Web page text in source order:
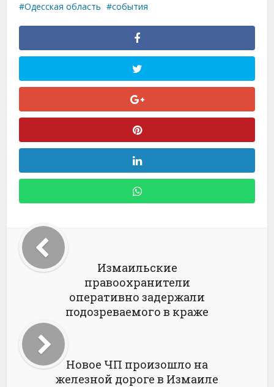
Одесская область события
Измаильские
правоохранители
оперативно задержали
подозреваемого в краже
Новое ЧП произошло на
железной дороге в Измаиле